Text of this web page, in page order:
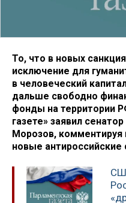
То, что в новых
исключение для
в человеческий
дальше свободно
фонды на территории
газете» заявил
Морозов, комментируя
новые антироссийские